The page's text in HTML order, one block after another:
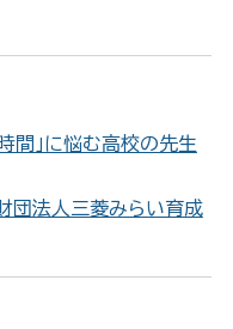
間」に悩む高校の先生
団法人三菱みらい育成